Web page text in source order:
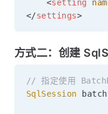
<setting
</settings>
方式二：创建
// 指定使用
SqlSession